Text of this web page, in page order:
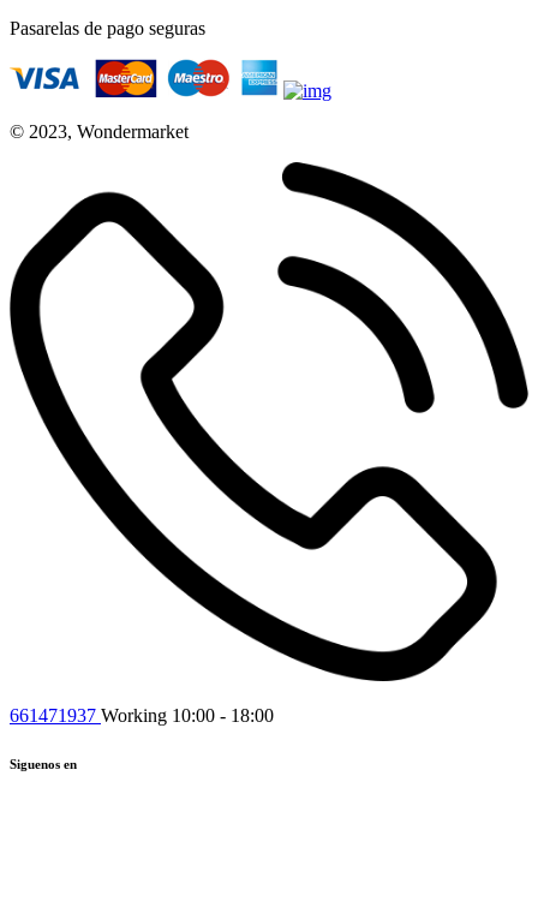
Pasarelas de pago seguras
© 2023, Wondermarket
661471937 Working 10:00 - 18:00
Siguenos en